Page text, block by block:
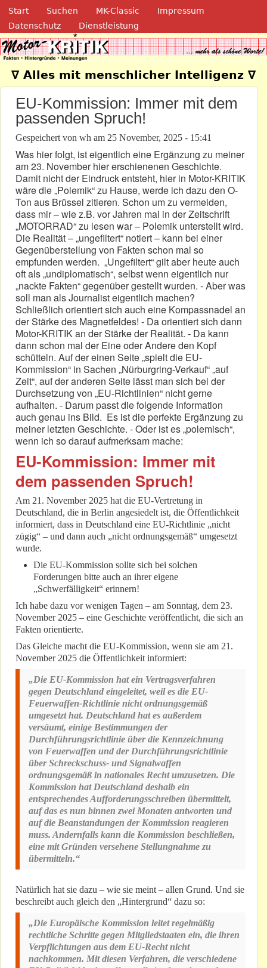
Direkt zum Inhalt
Navigation
Start Suchen MK-Classic
Impressum
Datenschutz
Dienstleistung
Motor-Kritik.de
∇ Alles mit menschlicher Intelligenz ∇
EU-Kommission: Immer mit dem
passenden Spruch!
Gespeichert von wh am 25 November, 2025 - 15:41
Was hier folgt, ist eigentlich eine Ergänzung zu meiner
am 23. November hier erschienenen Geschichte.
Damit nicht der Eindruck entsteht, hier in Motor-KRITIK
wäre die „Polemik“ zu Hause, werde ich dazu den O-
Ton aus Brüssel zitieren. Schon um zu vermeiden,
dass mir – wie z.B. vor Jahren mal in der Zeitschrift
„MOTORRAD“ zu lesen war – Polemik unterstellt wird.
Die Realität – „ungefiltert“ notiert – kann bei einer
Gegenüberstellung von Fakten schon mal so
empfunden werden. „Ungefiltert“ gilt aber heute auch
oft als „undiplomatisch“, selbst wenn eigentlich nur
„nackte Fakten“ gegenüber gestellt wurden. - Aber was
soll man als Journalist eigentlich machen?
Schließlich orientiert sich auch eine Kompassnadel an
der Stärke des Magnetfeldes! - Da orientiert sich dann
Motor-KRITIK an der Stärke der Realität. - Da kann
dann schon mal der Eine oder Andere den Kopf
schütteln. Auf der einen Seite „spielt die EU-
Kommission“ in Sachen „Nürburgring-Verkauf“ „auf
Zeit“, auf der anderen Seite lässt man sich bei der
Durchsetzung von „EU-Richtlinien“ nicht gerne
aufhalten. - Darum passt die folgende Information
auch genau ins Bild. Es ist die perfekte Ergänzung zu
meiner letzten Geschichte. - Oder ist es „polemisch“,
wenn ich so darauf aufmerksam mache:
EU-Kommission: Immer mit
dem passenden Spruch!
Am 21. November 2025 hat die EU-Vertretung in
Deutschland, die in Berlin angesiedelt ist, die Öffentlichkeit
informiert, dass in Deutschland eine EU-Richtlinie „nicht
zügig“ – und dann auch „nicht ordnungsgemäß“ umgesetzt
wurde.
Die EU-Kommission sollte sich bei solchen
Forderungen bitte auch an ihrer eigene
„Schwerfälligkeit“ erinnern!
Ich habe dazu vor wenigen Tagen – am Sonntag, dem 23.
November 2025 – eine Geschichte veröffentlicht, die sich an
Fakten orientierte.
Das Gleiche macht die EU-Kommission, wenn sie am 21.
November 2025 die Öffentlichkeit informiert:
„Die EU-Kommission hat ein Vertragsverfahren
gegen Deutschland eingeleitet, weil es die EU-
Feuerwaffen-Richtlinie nicht ordnungsgemäß
umgesetzt hat. Deutschland hat es außerdem
versäumt, einige Bestimmungen der
Durchführungsrichtlinie über die Kennzeichnung
von Feuerwaffen und der Durchführungsrichtlinie
über Schreckschuss- und Signalwaffen
ordnungsgemäß in nationales Recht umzusetzen. Die
Kommission hat Deutschland deshalb ein
entsprechendes Aufforderungsschreiben übermittelt,
auf das es nun binnen zwei Monaten antworten und
auf die Beanstandungen der Kommission reagieren
muss. Andernfalls kann die Kommission beschließen,
eine mit Gründen versehene Stellungnahme zu
übermitteln.“
Natürlich hat sie dazu – wie sie meint – allen Grund. Und sie
beschreibt auch gleich den „Hintergrund“ dazu so:
„Die Europäische Kommission leitet regelmäßig
rechtliche Schritte gegen Mitgliedstaaten ein, die ihren
Verpflichtungen aus dem EU-Recht nicht
nachkommen. Mit diesen Verfahren, die verschiedene